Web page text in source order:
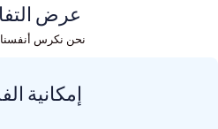
عرض
نحن نكرس أنفسنا